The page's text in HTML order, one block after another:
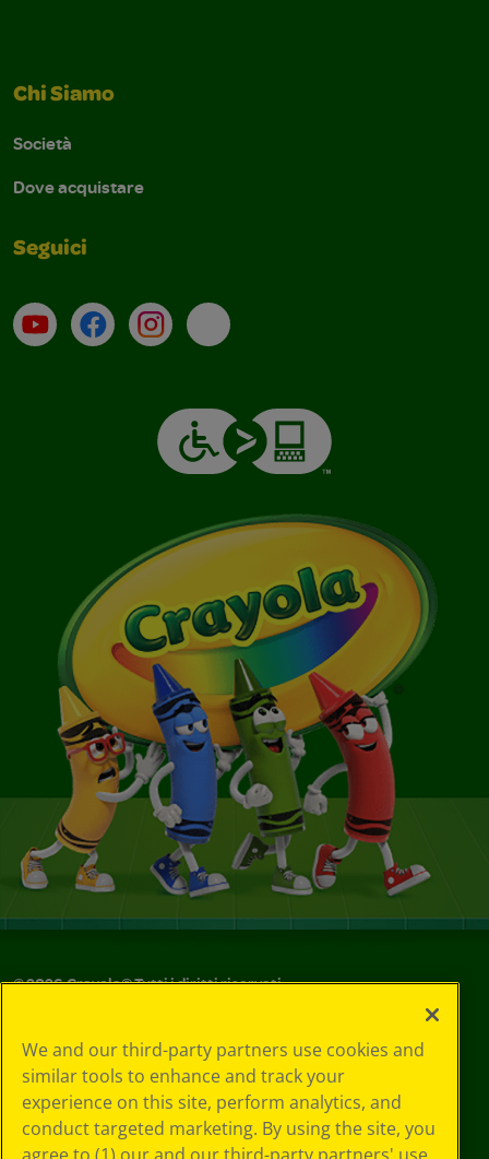
Chi Siamo
Società
Dove acquistare
Seguici
Su YouTube
ContattiProfilo Instagram
Email
©2026Crayola® Tutti i diritti riservati.
in materia di
privacy
Informativa sulla
privacy
Termini SMS
We and our third-party partners use cookies and
similar tools to enhance and track your
experience on this site, perform analytics, and
conduct targeted marketing. By using the site, you